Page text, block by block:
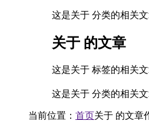
这是关于 分类的相关
关于 的文章
这是关于 标签的相关
这是关于 分类的相关
当前位置： 首页关于 的文章